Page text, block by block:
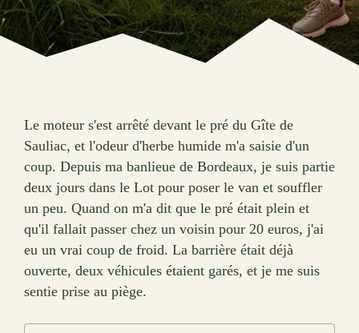
Le moteur s'est arrêté devant le pré du Gîte de
Sauliac, et l'odeur d'herbe humide m'a saisie d'un
coup. Depuis ma banlieue de Bordeaux, je suis partie
deux jours dans le Lot pour poser le van et souffler
un peu. Quand on m'a dit que le pré était plein et
qu'il fallait passer chez un voisin pour 20 euros, j'ai
eu un vrai coup de froid. La barrière était déjà
ouverte, deux véhicules étaient garés, et je me suis
sentie prise au piège.